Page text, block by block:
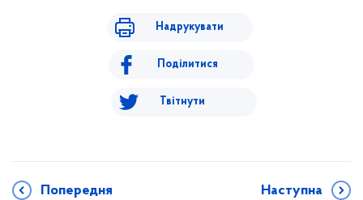
Надрукувати
Поділитися
Твітнути
Попередня Наступна